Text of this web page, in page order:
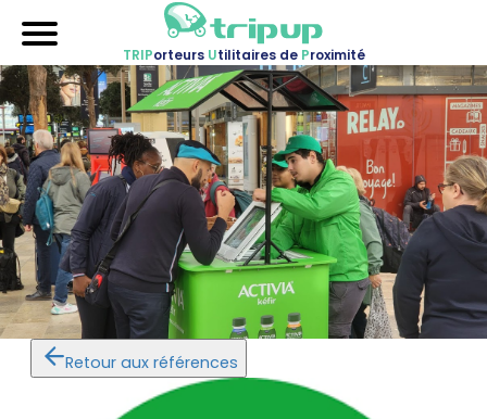
TRIPorteurs Utilitaires de Proximité
Accueil
Nos véhicules
Références
Sur-mesure
Mariages
Blog
FAQ
A propos
Retour aux références